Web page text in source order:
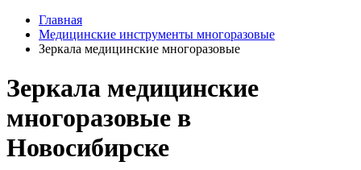
Главная
Медицинские инструменты многоразовые
Зеркала медицинские многоразовые
Зеркала медицинские
многоразовые в
Новосибирске